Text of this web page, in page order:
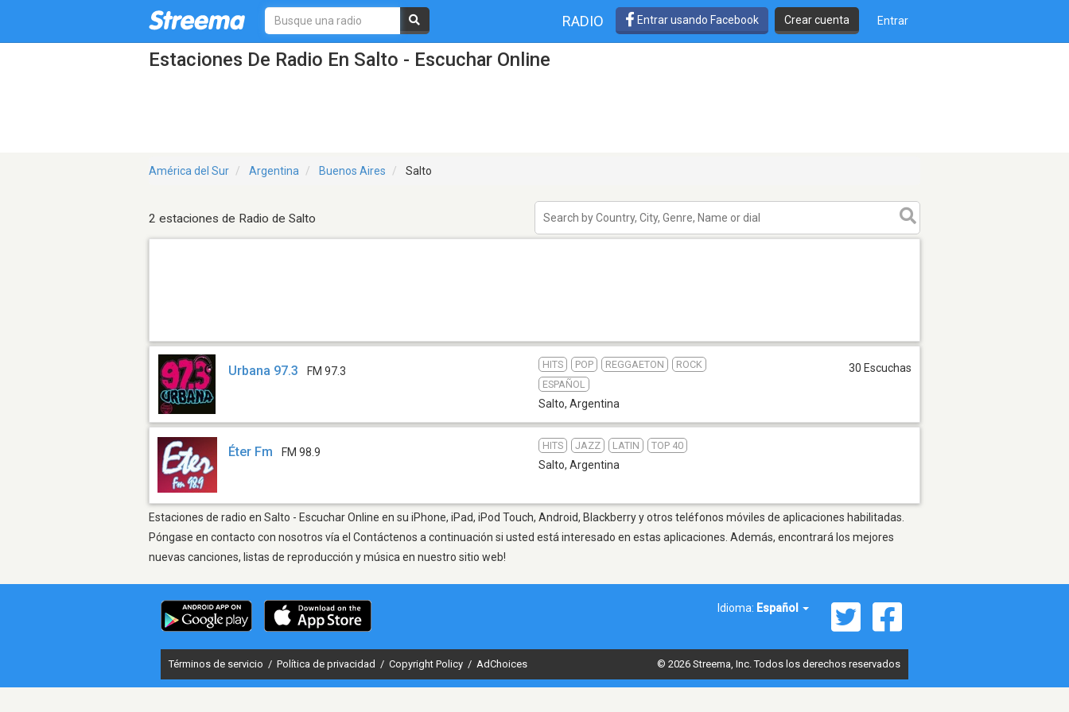
RADIO Entrar usando Facebook Crear cuenta Entrar
Estaciones De Radio En Salto - Escuchar Online
América del Sur Argentina Buenos Aires Salto
2 estaciones de Radio de Salto
Urbana 97.3 FM 97.3
HITS POP REGGAETON
ROCK
ESPAÑOL
Salto, Argentina
30 Escuchas
Éter Fm FM 98.9
HITS JAZZ LATIN TOP 40
Salto, Argentina
Estaciones de radio en Salto - Escuchar Online en su iPhone, iPad, iPod Touch, Android, Blackberry y otros teléfonos móviles de aplicaciones habilitadas.
Póngase en contacto con nosotros vía el Contáctenos a continuación si usted está interesado en estas aplicaciones. Además, encontrará los mejores
nuevas canciones, listas de reproducción y música en nuestro sitio web!
Idioma: Español
Términos de servicio / Política de privacidad / Copyright Policy / AdChoices © 2026 Streema, Inc. Todos los derechos reservados